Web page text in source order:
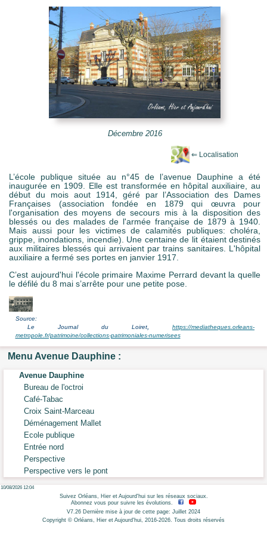
Décembre 2016
L’école publique située au n°45 de l’avenue Dauphine a été
inaugurée en 1909. Elle est transformée en hôpital auxiliaire, au
début du mois aout 1914, géré par l’Association des Dames
Françaises (association fondée en 1879 qui œuvra pour
l'organisation des moyens de secours mis à la disposition des
blessés ou des malades de l'armée française de 1879 à 1940.
Mais aussi pour les victimes de calamités publiques: choléra,
grippe, inondations, incendie). Une centaine de lit étaient destinés
aux militaires blessés qui arrivaient par trains sanitaires. L'hôpital
auxiliaire a fermé ses portes en janvier 1917.
C’est aujourd'hui l'école primaire Maxime Perrard devant la quelle
le défilé du 8 mai s’arrête pour une petite pose.
Source:
Le Journal du Loiret,
https://mediatheques.orleans-
metropole.fr/patrimoine/collections-patrimoniales-numerisees
Menu Avenue Dauphine :
Avenue Dauphine
Bureau de l'octroi
Café-Tabac
Croix Saint-Marceau
Déménagement Mallet
Ecole publique
Entrée nord
Perspective
Perspective vers le pont
10/08/2026 12:04
Suivez Orléans, Hier et Aujourd'hui sur les réseaux sociaux.
Abonnez vous pour suivre les évolutions.
V7.26 Dernière mise à jour de cette page: Juillet 2024
Copyright © Orléans, Hier et Aujourd'hui, 2016-2026. Tous droits réservés